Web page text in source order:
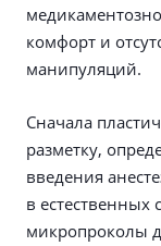
комфорт и
манипуляций.
Сначала
разметку,
введения
в естественных
микропроколы